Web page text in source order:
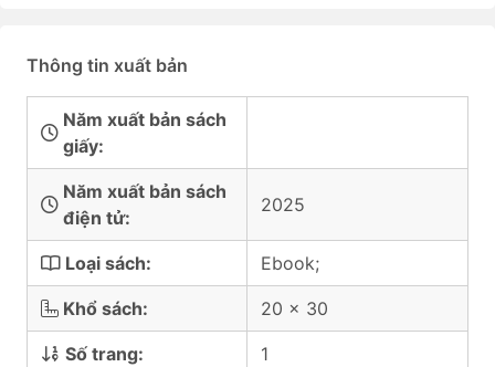
Thông tin xuất bản
Năm xuất bản sách
giấy:
Năm xuất bản sách
điện tử:
2025
Loại sách: Ebook;
Khổ sách: 20 x 30
Số trang: 1